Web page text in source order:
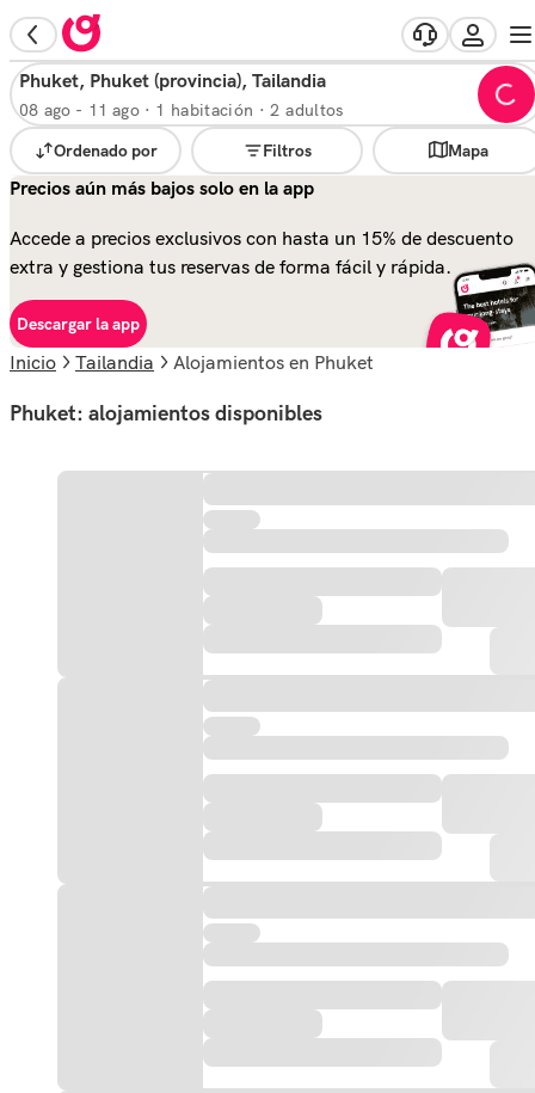
Phuket, Phuket (provincia), Tailandia
08 ago - 11 ago· 1 habitación · 2 adultos
Ordenado por Filtros Mapa
Precios aún más bajos solo en la app
Accede a precios exclusivos con hasta un 15% de descuento
extra y gestiona tus reservas de forma fácil y rápida.
Descargar la app
Inicio Tailandia alojamientos en Phuket
Phuket: alojamientos disponibles